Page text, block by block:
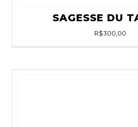
SAGESSE DU
R$300,00